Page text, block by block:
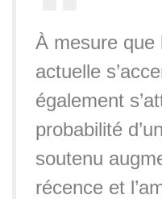
À mesure que
actuelle
également
probabilité
soutenu
récence et